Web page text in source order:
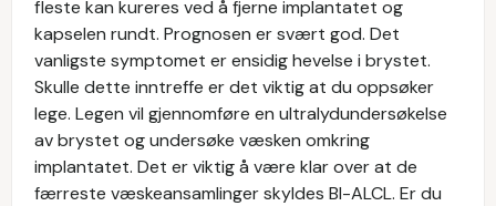
fleste kan kureres ved å fjerne implantatet og
kapselen rundt. Prognosen er svært god. Det
vanligste symptomet er ensidig hevelse i brystet.
Skulle dette inntreffe er det viktig at du oppsøker
lege. Legen vil gjennomføre en ultralydundersøkelse
av brystet og undersøke væsken omkring
implantatet. Det er viktig å være klar over at de
færreste væskeansamlinger skyldes BI-ALCL. Er du